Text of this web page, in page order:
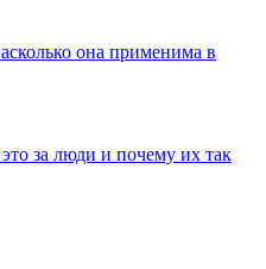
она применима в
за люди и почему их так